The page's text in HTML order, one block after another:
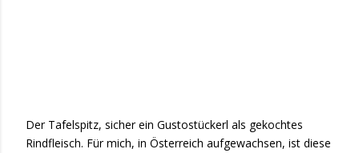
Der Tafelspitz, sicher ein Gustostückerl als gekochtes
Rindfleisch. Für mich, in Österreich aufgewachsen, ist diese